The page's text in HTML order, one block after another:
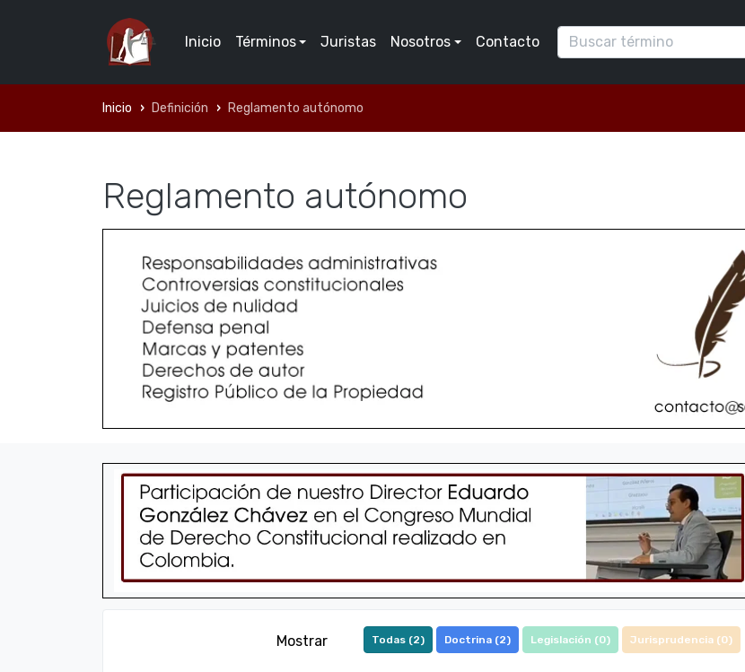
Inicio Términos Juristas Nosotros Contacto
Inicio Definición Reglamento autónomo
Reglamento autónomo
Mostrar Todas (2) Doctrina (2) Legislación (0) Jurisprudencia (0)